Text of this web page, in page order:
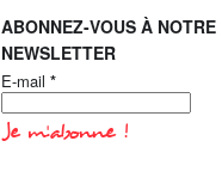
ABONNEZ-VOUS À NOTRE
NEWSLETTER
E-mail *